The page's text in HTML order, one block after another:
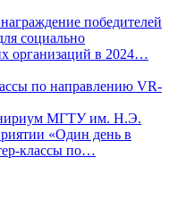
победителей
социально
организаций в 2024…
по направлению VR-
МГТУ им. Н.Э.
«Один день в
классы по…